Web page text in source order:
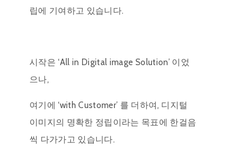
립에 기여하고 있습니다.
시작은 ‘All in Digital image Solution’ 이었
으나,
여기에 ‘with Customer’ 를 더하여, 디지털
이미지의 명확한 정립이라는 목표에 한걸음
씩 다가가고 있습니다.